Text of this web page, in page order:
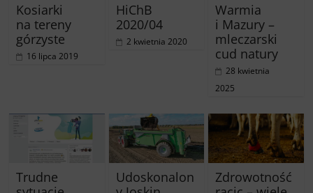
Kosiarki
na tereny
górzyste
16 lipca 2019
HiChB
2020/04
2 kwietnia 2020
Warmia
i Mazury –
mleczarski
cud natury
28 kwietnia
2025
Trudne
Udoskonalon
Zdrowotność